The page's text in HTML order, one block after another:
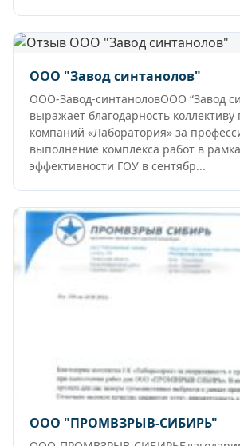
ООО "Завод синтанолов"
ООО-Завод-синтаноловООО “Завод
выражает благодарность коллективу
компаний «Лаборатория» за
выполнение комплекса работ в
эффективности ГОУ в сентябр...
ООО "ПРОМВЗРЫВ-СИБИРЬ"